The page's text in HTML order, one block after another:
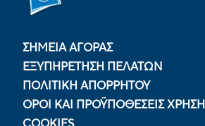
ΣΗΜΕΙΑ ΑΓΟΡΑΣ
ΕΞΥΠΗΡΕΤΗΣΗ ΠΕΛΑΤΩΝ
ΠΟΛΙΤΙΚΉ ΑΠΟΡΡΉΤΟΥ
ΟΡΟΙ ΚΑΙ ΠΡΟΫΠΟΘΕΣΕΙΣ